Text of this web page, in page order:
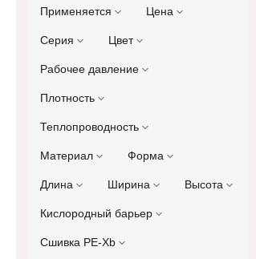
Применяется Цена
Серия Цвет
Рабочее давление
Плотность
Теплопроводность
Материал Форма
Длина Ширина Высота
Кислородный барьер
Сшивка PE-Xb